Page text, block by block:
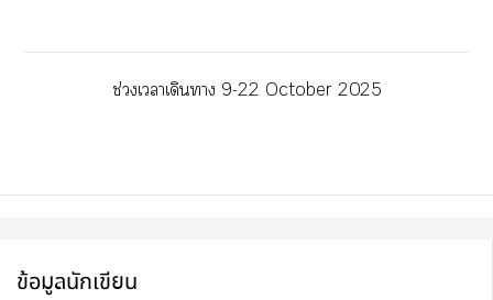
ช่วงเาเดินา 9-22 October 2025
ข้อมูลนักเขียน